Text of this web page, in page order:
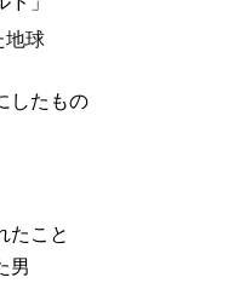
地球
したもの
たこと
男